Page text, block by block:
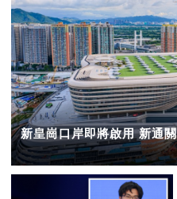
新皇崗口岸即將啟用 新通